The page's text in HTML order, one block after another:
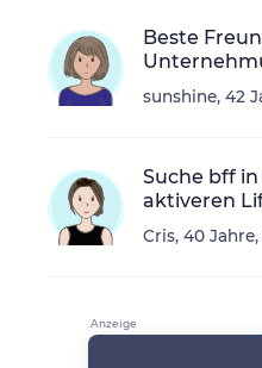
Beste
sunshine, 42
Suche bff
aktiveren
Cris, 40